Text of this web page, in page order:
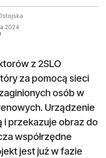
2024
z 2SLO
za pomocą sieci
osób w
Urządzenie
i przekazuje obraz do
współrzędne
jest już w fazie